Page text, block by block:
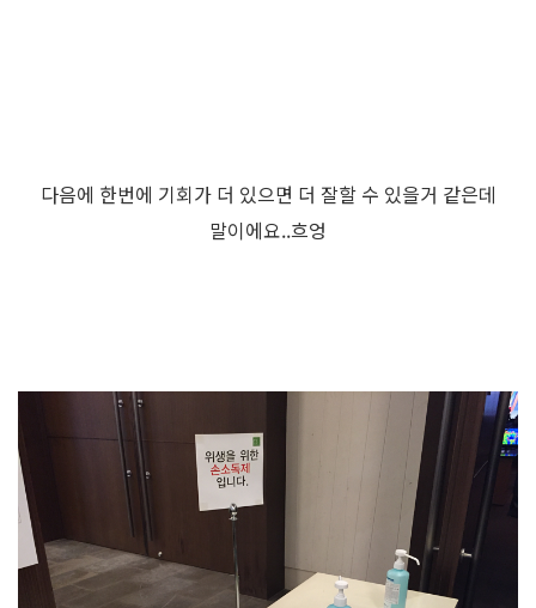
다음에 한번에 기회가 더 있으면 더 잘할 수 있을거 같은데
말이에요..흐엉